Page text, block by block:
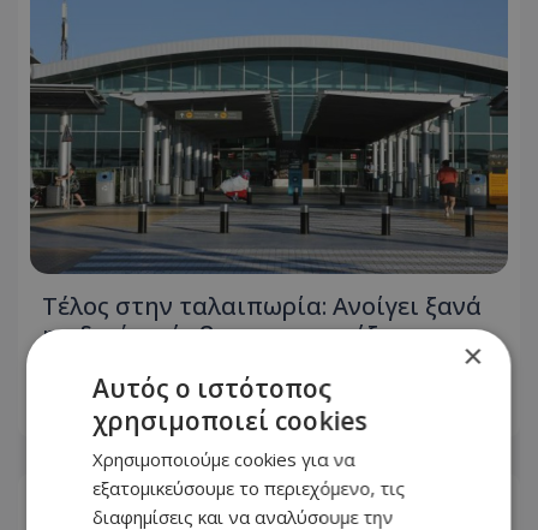
Τέλος στην ταλαιπωρία: Ανοίγει ξανά
η οδική πρόσβαση στις αφίξεις του
×
Αυτός ο ιστότοπος
χρησιμοποιεί cookies
Χρησιμοποιούμε cookies για να
εξατομικεύσουμε το περιεχόμενο, τις
διαφημίσεις και να αναλύσουμε την